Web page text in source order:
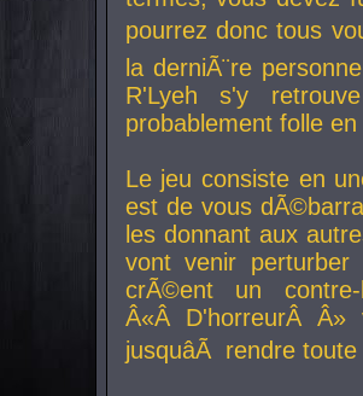
pourrez donc tous
la derniÃ¨re
R'Lyeh s'y
probablement folle
Le jeu consiste en
est de vous
les donnant aux
vont venir perturber
crÃ©ent un
Â«Â D'horreurÂ
jusquâÃ rendre